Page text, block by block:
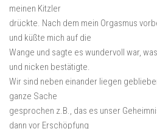
meinen Kitzler
drückte. Nach dem mein Orgasmus
und küßte mich auf die
Wange und sagte es wundervoll war,
und nicken bestätigte.
Wir sind neben einander liegen
ganze Sache
gesprochen z.B., das es unser
dann vor Erschöpfung